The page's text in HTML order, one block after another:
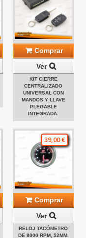
Comprar
Ver
KIT CIERRE
CENTRALIZADO
UNIVERSAL CON
MANDOS Y LLAVE
PLEGABLE
INTEGRADA.
39,00 €
Comprar
Ver
RELOJ TACÓMETRO
DE 8000 RPM, 52MM.